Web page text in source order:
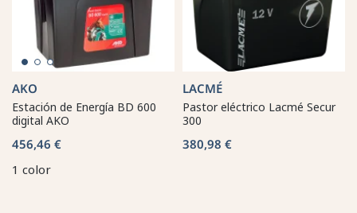
AKO
Estación de Energía BD 600
digital AKO
456,46 €
1 color
LACMÉ
Pastor eléctrico Lacmé Secur
300
380,98 €